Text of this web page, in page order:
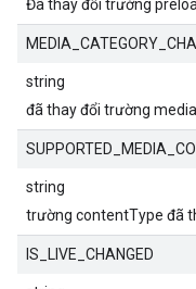
Đã thay đổi trường
string
đã thay đổi trường
string
trường contentType đã
IS_LIVE_CHANGED